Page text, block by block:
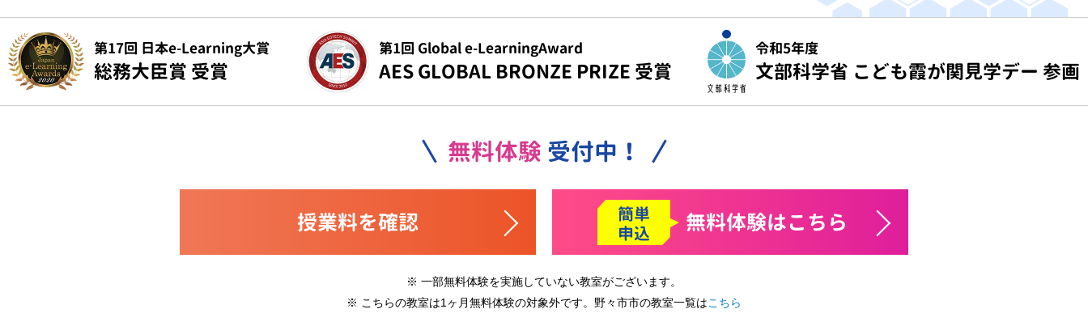
第17回 日本e-Learning大賞
総務大臣賞 受賞
第1回 Global e-LearningAward
AES GLOBAL BRONZE PRIZE 受賞
令和5年度
文部科学省 こども霞が関見学デー 参画
無料体験 受付中！
授業料を確認
簡単
申込
無料体験はこちら
※ 一部無料体験を実施していない教室がございます。
※ こちらの教室は1ヶ月無料体験の対象外です。 野々市市の教室一覧はこちら